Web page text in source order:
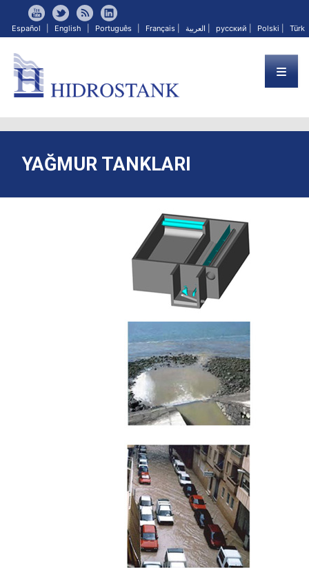
Español English Português Français العربية русский Polski Türk
YAĞMUR TANKLARI